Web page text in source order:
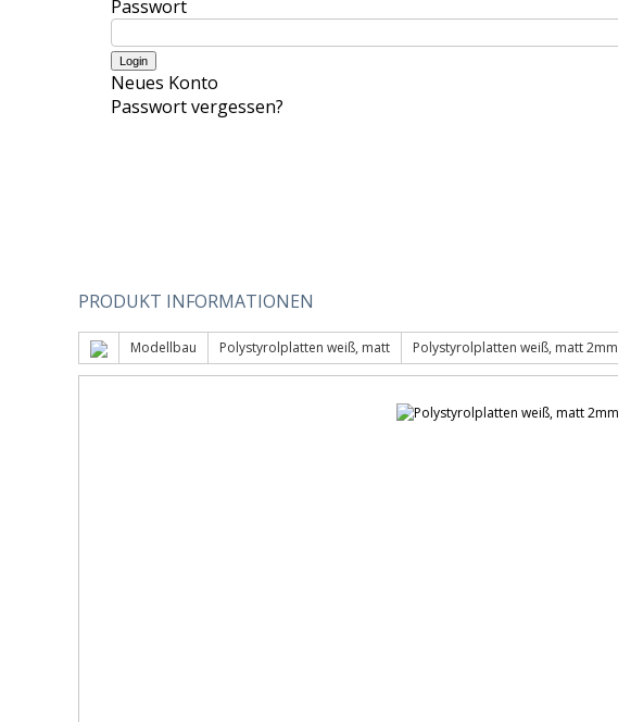
Passwort
Neues Konto
Passwort vergessen?
PRODUKT INFORMATIONEN
Modellbau Polystyrolplatten weiß, matt Polystyrolplatten weiß, matt 2mm